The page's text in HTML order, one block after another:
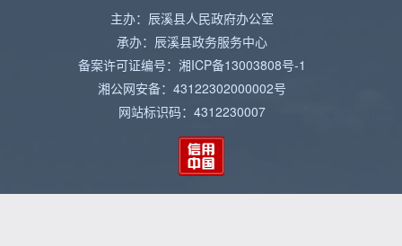
主办：辰溪县人民政府办公室
承办：辰溪县政务服务中心
备案许可证编号：湘ICP备13003808号-1
湘公网安备：43122302000002号
网站标识码：4312230007